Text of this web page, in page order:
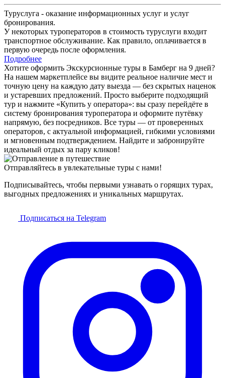
Туруслуга - оказание информационных услуг и услуг
бронирования.
У некоторых туроператоров в стоимость туруслуги входит
транспортное обслуживание. Как правило, оплачивается в
первую очередь после оформления.
Подробнее
Хотите оформить Экскурсионные туры в Бамберг на 9 дней?
На нашем маркетплейсе вы видите реальное наличие мест и
точную цену на каждую дату выезда — без скрытых наценок
и устаревших предложений. Просто выберите подходящий
тур и нажмите «Купить у оператора»: вы сразу перейдёте в
систему бронирования туроператора и оформите путёвку
напрямую, без посредников. Все туры — от проверенных
операторов, с актуальной информацией, гибкими условиями
и мгновенным подтверждением. Найдите и забронируйте
идеальный отдых за пару кликов!
Отправляйтесь в увлекательные туры с нами!
Подписывайтесь, чтобы первыми узнавать о горящих турах,
выгодных предложениях и уникальных маршрутах.
Подписаться на Telegram